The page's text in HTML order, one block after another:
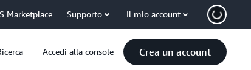
Marketplace Supporto Il mio account
Accedi alla console Crea un account